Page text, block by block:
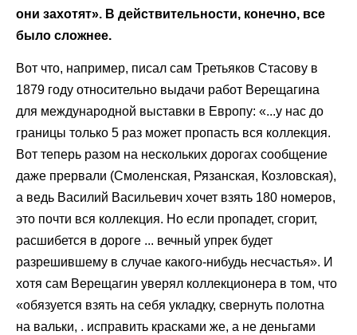
они захотят». В действительности, конечно, все
было сложнее.
Вот что, например, писал сам Третьяков Стасову в
1879 году относительно выдачи работ Верещагина
для международной выставки в Европу: «...у нас до
границы только 5 раз может пропасть вся коллекция.
Вот теперь разом на нескольких дорогах сообщение
даже прервали (Смоленская, Рязанская, Козловская),
а ведь Василий Васильевич хочет взять 180 номеров,
это почти вся коллекция. Но если пропадет, сгорит,
расшибется в дороге ... вечный упрек будет
разрешившему в случае какого-нибудь несчастья». И
хотя сам Верещагин уверял коллекционера в том, что
«обязуется взять на себя укладку, свернуть полотна
на вальки, . исправить красками же, а не деньгами